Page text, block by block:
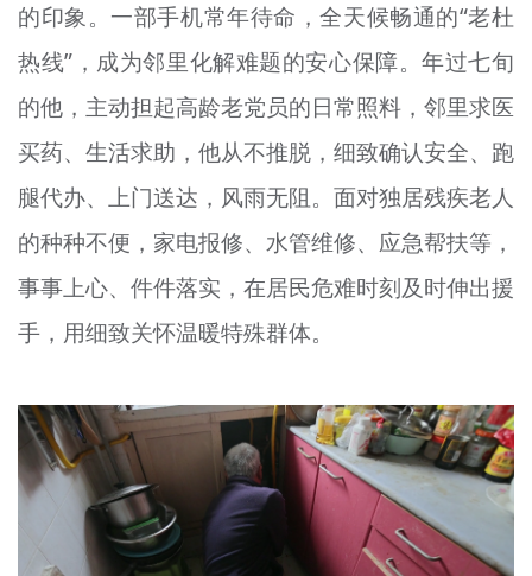
的印象。一部手机常年待命，全天候畅通的“老杜
热线”，成为邻里化解难题的安心保障。年过七旬
的他，主动担起高龄老党员的日常照料，邻里求医
买药、生活求助，他从不推脱，细致确认安全、跑
腿代办、上门送达，风雨无阻。面对独居残疾老人
的种种不便，家电报修、水管维修、应急帮扶等，
事事上心、件件落实，在居民危难时刻及时伸出援
手，用细致关怀温暖特殊群体。